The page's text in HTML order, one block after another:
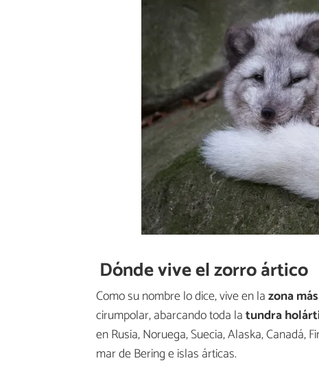
Dónde vive el zorro ártico
Como su nombre lo dice, vive en lazona
cirumpolar, abarcando toda latundra
en Rusia, Noruega, Suecia, Alaska, Canadá,
mar de Bering e islas árticas.